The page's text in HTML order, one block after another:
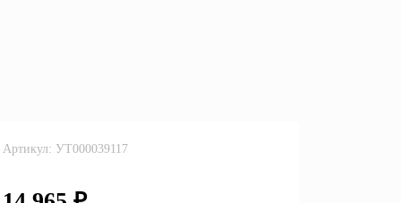
Артикул: УТ000039117